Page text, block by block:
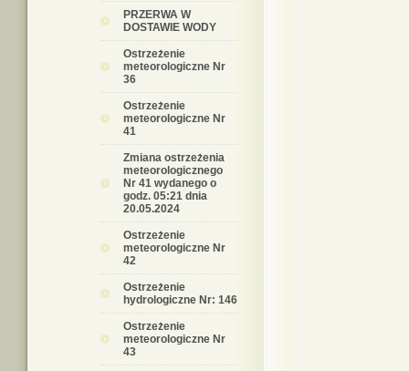
PRZERWA W
DOSTAWIE WODY
Ostrzeżenie
meteorologiczne Nr
36
Ostrzeżenie
meteorologiczne Nr
41
Zmiana ostrzeżenia
meteorologicznego
Nr 41 wydanego o
godz. 05:21 dnia
20.05.2024
Ostrzeżenie
meteorologiczne Nr
42
Ostrzeżenie
hydrologiczne Nr: 146
Ostrzeżenie
meteorologiczne Nr
43